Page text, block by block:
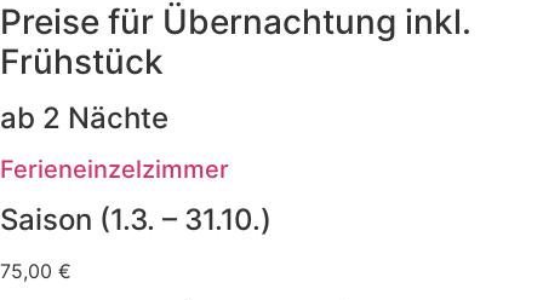
Preise für Übernachtung inkl.
Frühstück
ab 2 Nächte
Ferieneinzelzimmer
Saison (1.3. – 31.10.)
75,00 €